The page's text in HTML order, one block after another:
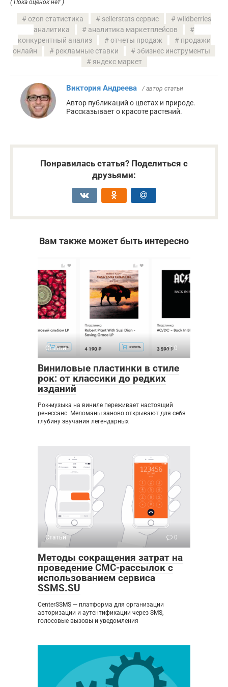
( Пока оценок нет )
ozon статистика sellerstats сервис
wildberries
аналитика
аналитика маркетплейсов
конкурентный анализ
отчеты продаж
продажи
онлайн
рекламные ставки
эбизнес инструменты
яндекс маркет
Виктория Андреева / автор статьи
Автор публикаций о цветах и природе.
Рассказывает о красоте растений.
Понравилась статья? Поделиться с
друзьями:
Вам также может быть интересно
Статьи 0
Виниловые пластинки в стиле
рок: от классики до редких
изданий
Рок-музыка на виниле переживает настоящий
ренессанс. Меломаны заново открывают для себя
глубину звучания легендарных
Статьи 0
Методы сокращения затрат на
проведение СМС-рассылок с
использованием сервиса
SSMS.SU
CenterSSMS — платформа для организации
авторизации и аутентификации через SMS,
голосовые вызовы и уведомления